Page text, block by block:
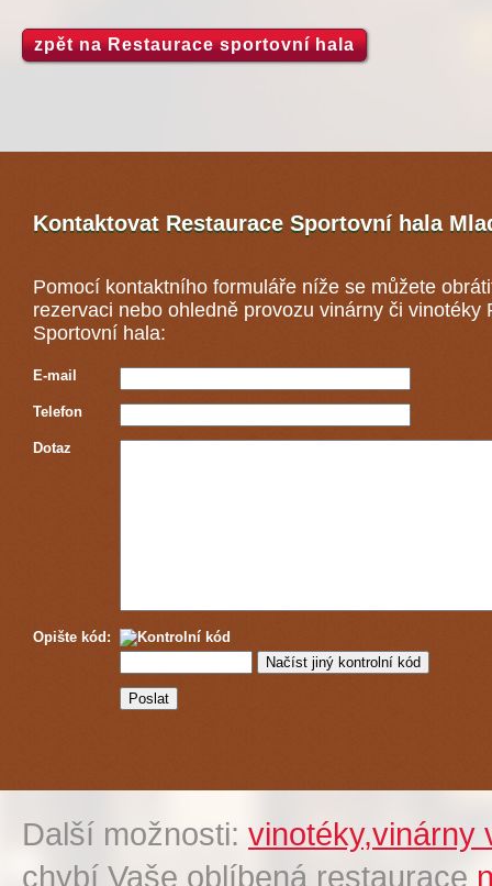
zpět na Restaurace sportovní hala
Kontaktovat Restaurace Sportovní hala
Pomocí kontaktního formuláře níže se můžete
rezervaci nebo ohledně provozu vinárny či vinotéky
Sportovní hala:
E-mail
Telefon
Dotaz
Opište kód:
Další možnosti: vinotéky,vinárny
chybí Vaše oblíbená restaurace